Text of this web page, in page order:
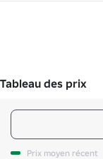
Tableau des prix
Prix moyen récent